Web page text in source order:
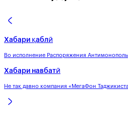
Хабари қаблӣ
Во исполнение Распоряжения
Хабари навбатӣ
Не так давно компания «МегаФон